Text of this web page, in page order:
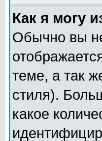
Как я могу
Обычно вы
теме, а так
стиля).
какое